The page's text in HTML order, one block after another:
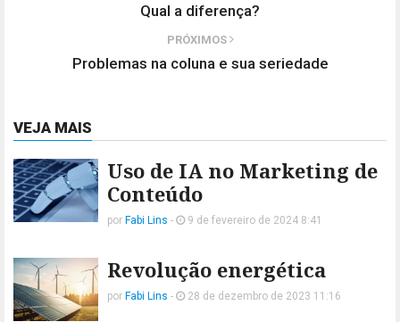
Qual a diferença?
PRÓXIMOS
Problemas na coluna e sua seriedade
VEJA MAIS
Uso de IA no Marketing de
Conteúdo
por Fabi Lins - 9 de fevereiro de 2024 8:41
Revolução energética
por Fabi Lins - 28 de dezembro de 2023 11:16